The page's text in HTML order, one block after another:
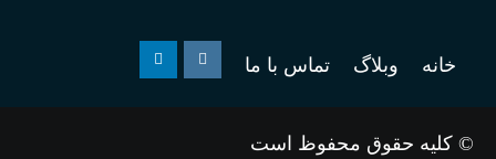
خانه وبلاگ تماس با ما Instagram
Linkedin
© کلیه حقوق محفوظ است